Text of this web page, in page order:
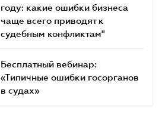
году: какие ошибки бизнеса
чаще всего приводят к
судебным конфликтам"
Бесплатный вебинар:
«Типичные ошибки госорганов
в судах»